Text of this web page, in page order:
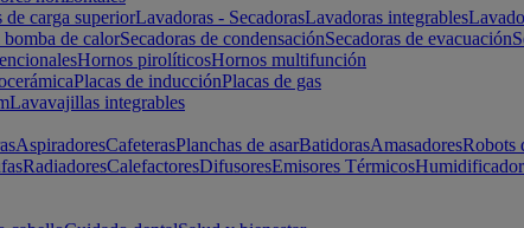
de carga superiorLavadoras - SecadorasLavadoras integrables
bomba de calorSecadoras de condensaciónSecadoras de evacuación
Hornos pirolíticosHornos multifunción
Placas de inducciónPlacas de gas
Lavavajillas integrables
AspiradoresCafeterasPlanchas de asarBatidorasAmasadoresRobots
RadiadoresCalefactoresDifusoresEmisores Térmicos